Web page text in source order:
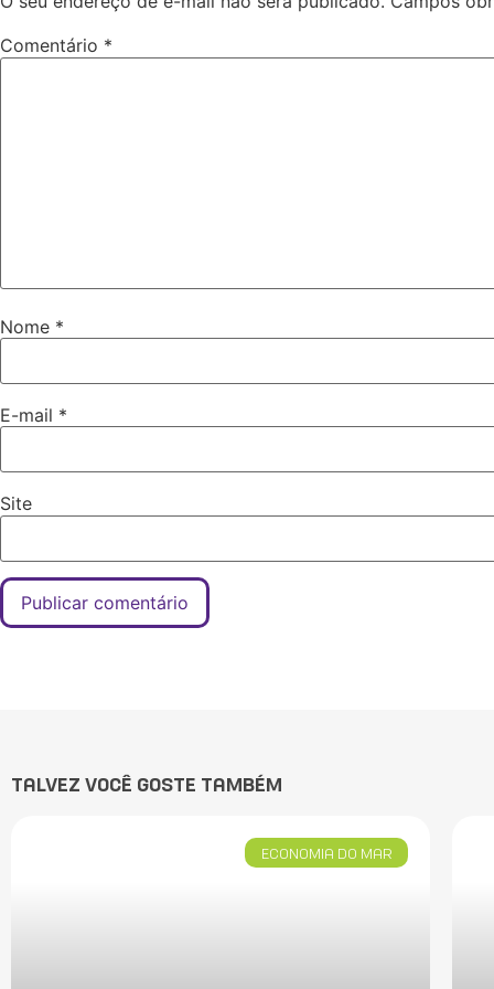
Comentário *
Nome *
E-mail *
Site
TALVEZ VOCÊ GOSTE TAMBÉM
ECONOMIA DO MAR